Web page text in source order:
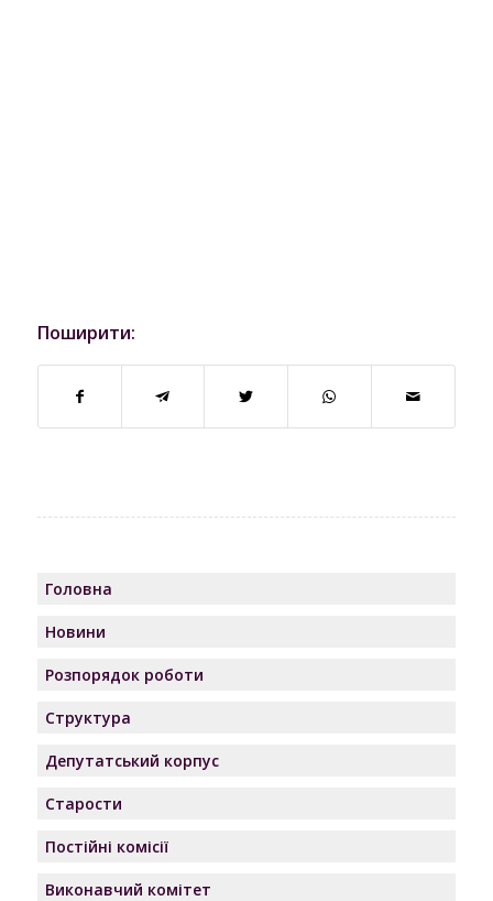
Поширити:
Головна
Новини
Розпорядок роботи
Структура
Депутатський корпус
Старости
Постійні комісії
Виконавчий комітет